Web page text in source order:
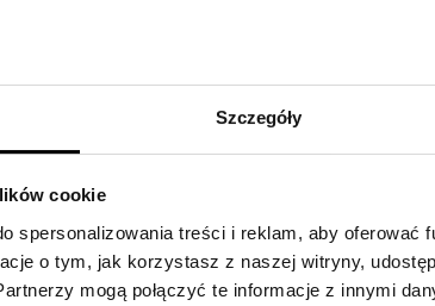
Szczegóły
cookie
spersonalizowania treści i reklam, aby oferować
o tym, jak korzystasz z naszej witryny,
mogą połączyć te informacje z innymi
METODA PŁATNOŚCI